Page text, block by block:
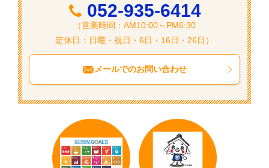
052-935-6414
（営業時間：AM10:00～PM6:30
定休日：日曜・祝日・6日・16日・26日）
メールでのお問い合わせ